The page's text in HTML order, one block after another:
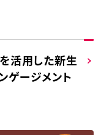
活用した新生
ゲージメント